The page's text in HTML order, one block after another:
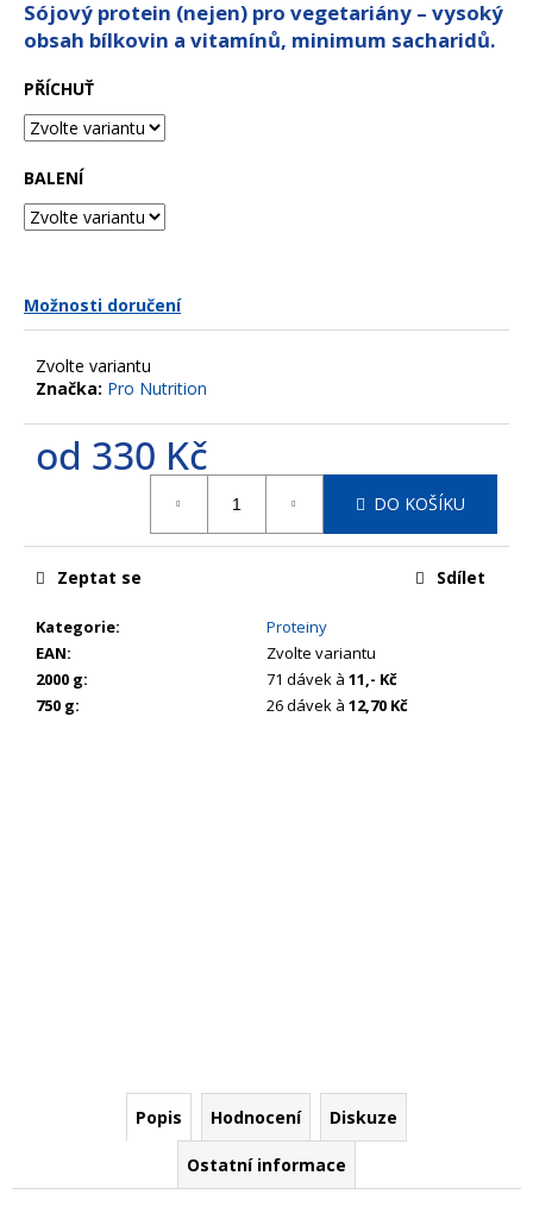
5
hvězdiček.
Sójový protein (nejen) pro vegetariány – vysoký
obsah bílkovin a vitamínů, minimum sacharidů.
PŘÍCHUŤ
BALENÍ
Možnosti doručení
Zvolte variantu
Značka: Pro Nutrition
od 330 Kč
DO KOŠÍKU
Kategorie:
Proteiny
EAN:
Zvolte variantu
2000 g: 71 dávek à 11,- Kč
750 g: 26 dávek à 12,70 Kč
Zeptat se Sdílet
Popis Hodnocení Diskuze
Ostatní informace
a
j
í
t
?
D
p
o
e
m
e